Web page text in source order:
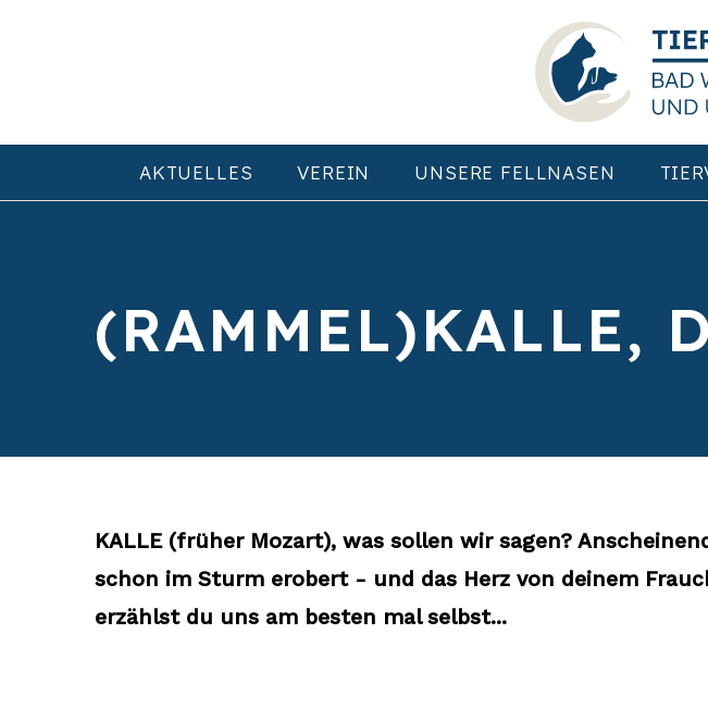
AKTUELLES VEREIN UNSERE FELLNASEN
(RAMMEL)KALLE,
KALLE (früher Mozart), was sollen wir sagen?
schon im Sturm erobert - und das Herz von deinem
erzählst du uns am besten mal selbst...